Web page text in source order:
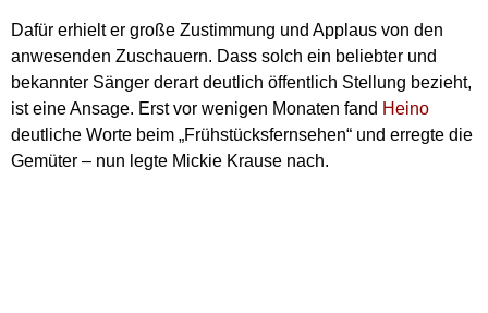
Dafür erhielt er große Zustimmung und Applaus von den
anwesenden Zuschauern. Dass solch ein beliebter und
bekannter Sänger derart deutlich öffentlich Stellung bezieht,
ist eine Ansage. Erst vor wenigen Monaten fand Heino
deutliche Worte beim „Frühstücksfernsehen“ und erregte die
Gemüter – nun legte Mickie Krause nach.